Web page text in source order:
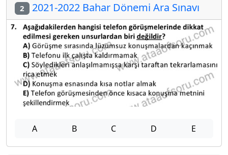
2 2021-2022 Bahar Dönemi Ara Sınavı
A B C D E